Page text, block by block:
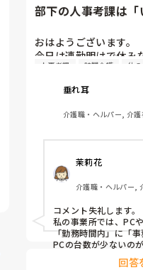
部下の人事考課は
おはようございます。
今日は連勤明けで休み
うことで、自宅でちま
うちの事業所は事務所
何せん1人1台ってわ
なかなか事務所で落
(´･ω･`)
に変わってからは、半
パソコンからやるよう
正直言うと、オンとオ
人事考課 訪問介護 休み
垂れ耳
介護職・ヘルパー, 介
茉莉花
介護職・ヘルパー,
コメント失礼します。
私の事業所では、PC
「勤務時間内」に「
PCの台数が少ないの
回答